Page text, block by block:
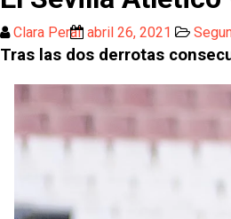
Clara Peral abril 26, 2021
Tras las dos derrotas